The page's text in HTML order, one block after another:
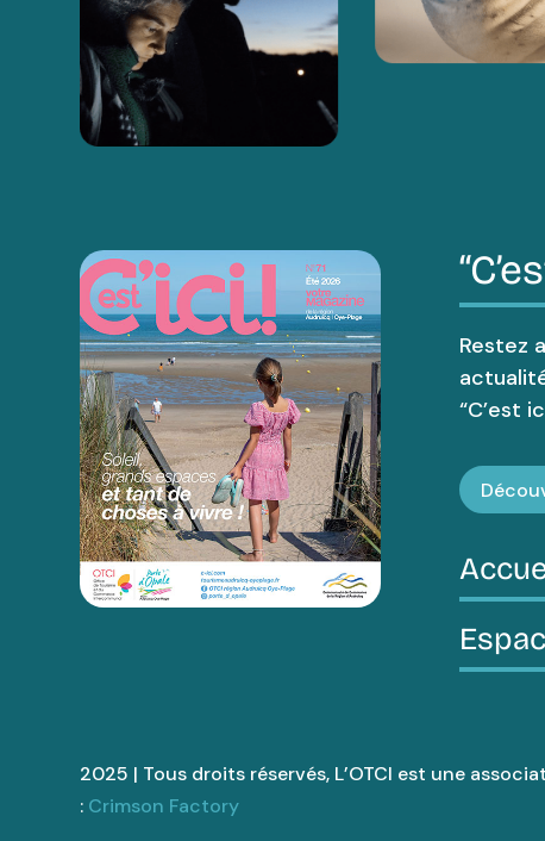
Restez
“C’est
2025 | Tous droits réservés, L’OTCI est une
: Crimson Factory